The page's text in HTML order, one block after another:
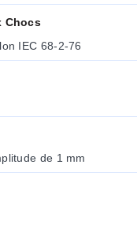
Chocs
IEC 68-2-76
de 1 mm